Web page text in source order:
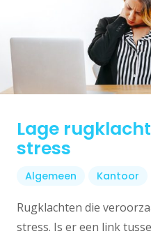
Lage
stress
Algemeen Kantoor
Rugklachten die
stress. Is er een link